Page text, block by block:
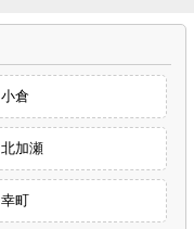
小倉
北加瀬
幸町